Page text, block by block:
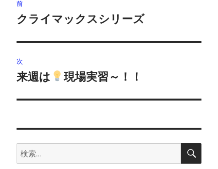
稿
ビ
ゲ
ー
ン
前
前
投
稿:
クライマックスシリーズ
次
次
投
来週は 現場実習～！！
検
索:
検